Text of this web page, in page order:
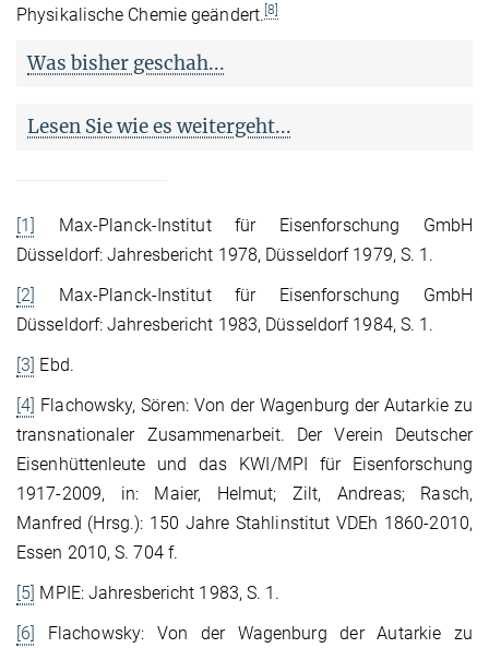
Physikalische Chemie geändert.[8]
Was bisher geschah...
Lesen Sie wie es weitergeht...
[1]
Max-Planck-Institut für Eisenforschung GmbH
Düsseldorf: Jahresbericht 1978, Düsseldorf 1979, S. 1.
[2]
Max-Planck-Institut für Eisenforschung GmbH
Düsseldorf: Jahresbericht 1983, Düsseldorf 1984, S. 1.
[3] Ebd.
[4] Flachowsky, Sören: Von der Wagenburg der Autarkie zu
transnationaler Zusammenarbeit. Der Verein Deutscher
Eisenhüttenleute und das KWI/MPI für Eisenforschung
1917-2009, in: Maier, Helmut; Zilt, Andreas; Rasch,
Manfred (Hrsg.): 150 Jahre Stahlinstitut VDEh 1860-2010,
Essen 2010, S. 704 f.
[5] MPIE: Jahresbericht 1983, S. 1.
[6]
Flachowsky: Von der Wagenburg der Autarkie zu